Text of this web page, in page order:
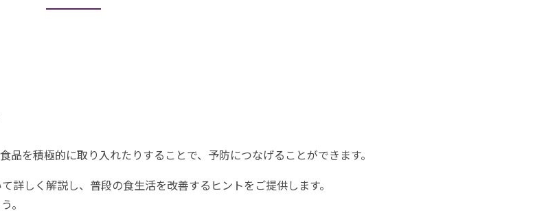
を積極的に取り入れたりすることで、予防につなげることができます。
しく解説し、普段の食生活を改善するヒントをご提供します。
。